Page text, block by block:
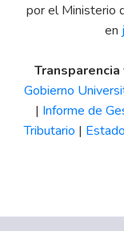
por el Ministerio
en
Gobierno
| Informe de
Tributario |